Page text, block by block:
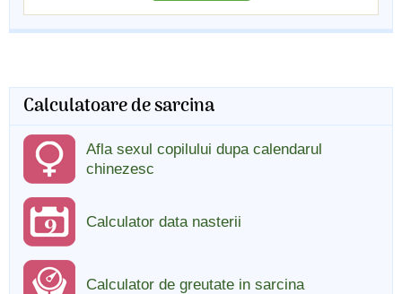
Calculatoare de sarcina
Afla sexul copilului dupa calendarul
chinezesc
Calculator data nasterii
Calculator de greutate in sarcina